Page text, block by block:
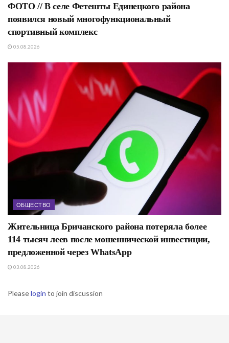
ФОТО // В селе Фетешты Единецкого района
появился новый многофункциональный
спортивный комплекс
05.08.2026
ОБЩЕСТВО
Жительница Бричанского района потеряла более
114 тысяч леев после мошеннической инвестиции,
предложенной через WhatsApp
03.08.2026
Pleaselogin to join discussion